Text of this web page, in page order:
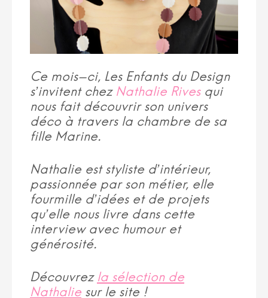
Ce mois-ci, Les Enfants du Design
s’invitent chez Nathalie Rivesqui
nous fait découvrir son univers
déco à travers la chambre de sa
fille Marine.
Nathalie est styliste d’intérieur,
passionnée par son métier, elle
fourmille d’idées et de projets
qu’elle nous livre dans cette
interview avec humour et
générosité.
Découvrez la sélection de
Nathalie sur le site !